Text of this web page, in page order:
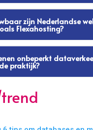
zijn Nederlandse
Flexahosting?
onbeperkt
praktijk?